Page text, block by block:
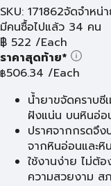
SKU: 171862จัดจำหน่
มีคนซื้อไปแล้ว 34 คน
฿ 522 /Each
ราคาสุดท้าย*
฿506.34 /Each
น้ำยาขจัดคราบซี
ฝังแน่น บนหินอ่อ
ปราศจากกรดจึง
จากหินอ่อนและหิ
ใช้งานง่าย ไม่ต้
ความสวยงาม ส